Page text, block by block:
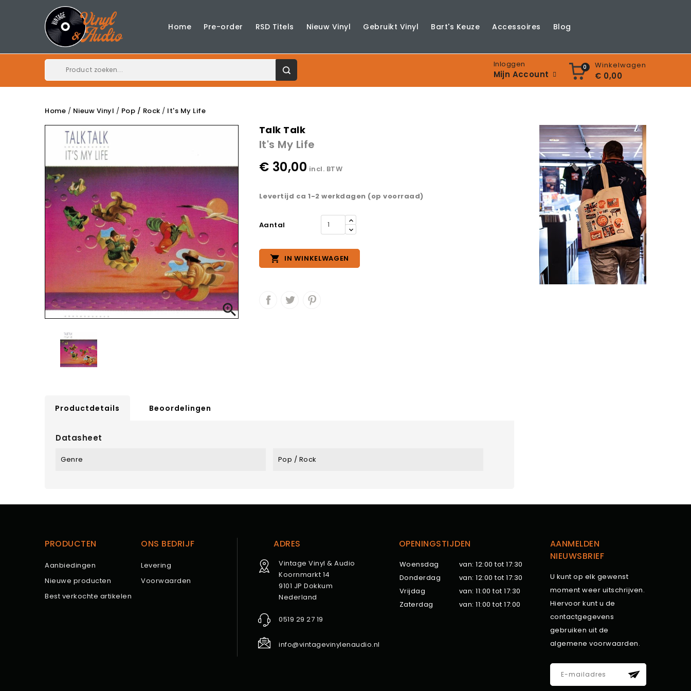
Home Pre-order RSD Titels Nieuw Vinyl Gebruikt Vinyl Bart's Keuze Accessoires Blog
0 Winkelwagen
€ 0,00
Inloggen
Mijn Account
Home Nieuw Vinyl Pop / Rock It's My Life

Talk Talk
It's My Life
€ 30,00 incl. BTW
Levertijd ca 1-2 werkdagen (op voorraad)
Aantal
 IN WINKELWAGEN
Productdetails Beoordelingen
Datasheet
Genre Pop / Rock
PRODUCTEN
Aanbiedingen
Nieuwe producten
Best verkochte artikelen
ONS BEDRIJF
Levering
Voorwaarden
ADRES
Vintage Vinyl & Audio
Koornmarkt 14
9101 JP Dokkum
Nederland
0519 29 27 19
info@vintagevinylenaudio.nl
OPENINGSTIJDEN
Woensdag
van: 12:00 tot 17:30
Donderdag
van: 12:00 tot 17:30
Vrijdag
van: 11:00 tot 17:30
Zaterdag
van: 11:00 tot 17:00
AANMELDEN
NIEUWSBRIEF
U kunt op elk gewenst
moment weer uitschrijven.
Hiervoor kunt u de
contactgegevens
gebruiken uit de
algemene voorwaarden.